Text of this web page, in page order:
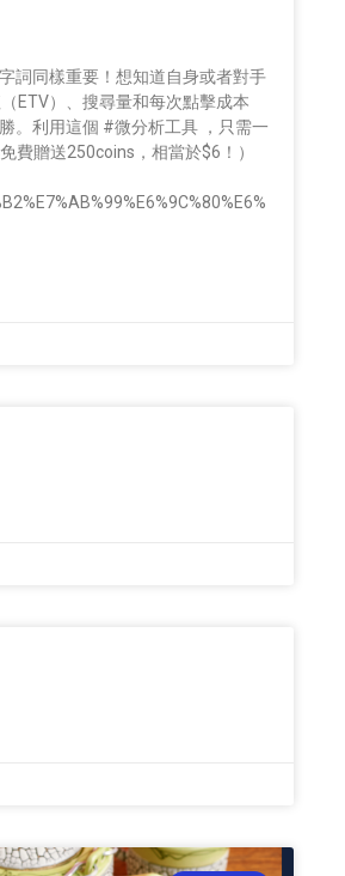
詞同樣重要！想知道自身或者對手
ETV）、搜尋量和每次點擊成本
。利用這個 #微分析工具 ，只需一
費贈送250coins，相當於$6！）